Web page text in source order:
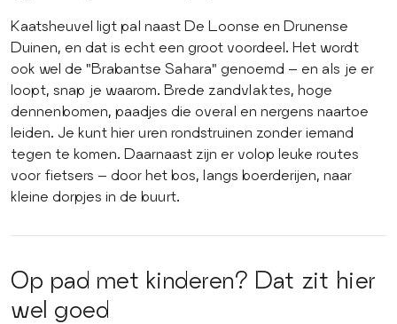
Kaatsheuvel ligt pal naast De Loonse en Drunense
Duinen, en dat is echt een groot voordeel. Het wordt
ook wel de "Brabantse Sahara" genoemd – en als je er
loopt, snap je waarom. Brede zandvlaktes, hoge
dennenbomen, paadjes die overal en nergens naartoe
leiden. Je kunt hier uren rondstruinen zonder iemand
tegen te komen. Daarnaast zijn er volop leuke routes
voor fietsers – door het bos, langs boerderijen, naar
kleine dorpjes in de buurt.
Op pad met kinderen? Dat zit hier
wel goed